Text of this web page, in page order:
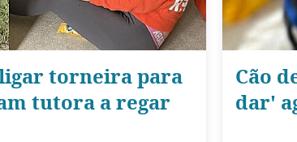
torneira para
tutora a regar
Cão
dar'